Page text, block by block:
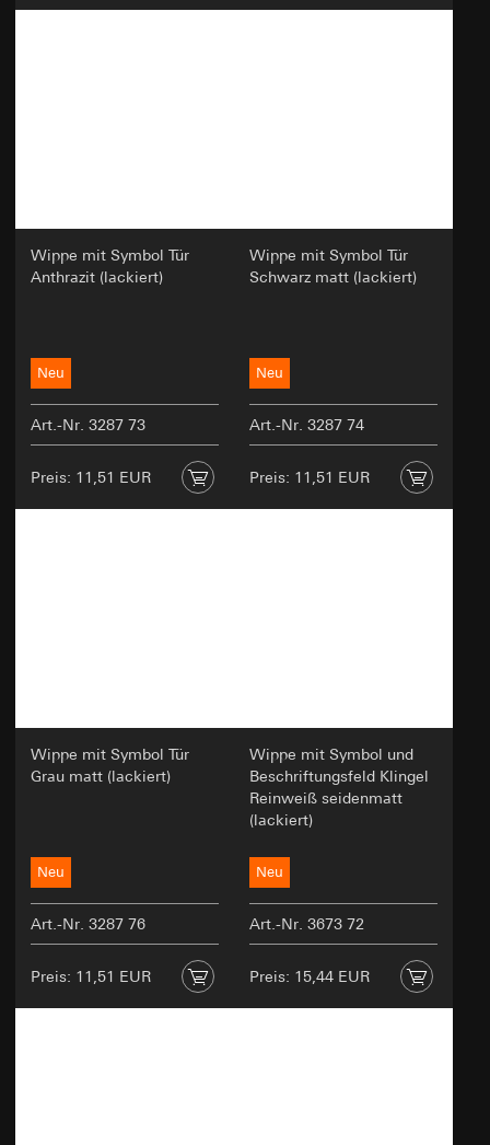
Wippe mit Symbol Tür
Anthrazit (lackiert)
Neu
Art.-Nr. 3287 73
Preis: 11,51 EUR
Wippe mit Symbol Tür
Schwarz matt (lackiert)
Neu
Art.-Nr. 3287 74
Preis: 11,51 EUR
Wippe mit Symbol Tür
Grau matt (lackiert)
Neu
Art.-Nr. 3287 76
Preis: 11,51 EUR
Wippe mit Symbol und
Beschriftungsfeld Klingel
Reinweiß seidenmatt
(lackiert)
Neu
Art.-Nr. 3673 72
Preis: 15,44 EUR
Anpassungen.